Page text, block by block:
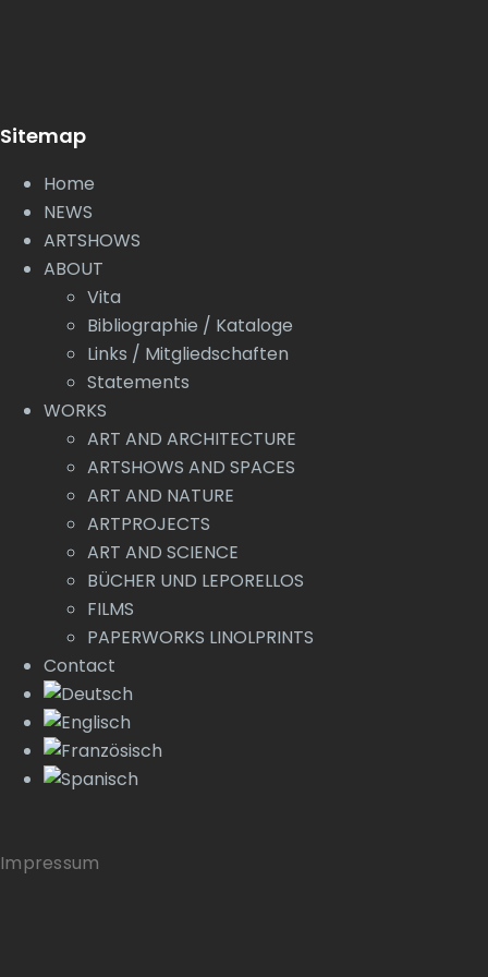
Sitemap
Home
NEWS
ARTSHOWS
ABOUT
Vita
Bibliographie / Kataloge
Links / Mitgliedschaften
Statements
WORKS
ART AND ARCHITECTURE
ARTSHOWS AND SPACES
ART AND NATURE
ARTPROJECTS
ART AND SCIENCE
BÜCHER UND LEPORELLOS
FILMS
PAPERWORKS LINOLPRINTS
Contact
Impressum